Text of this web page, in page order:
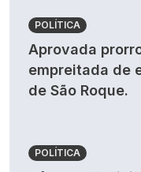
POLÍTICA
Aprovada
empreitada de
de São Roque.
POLÍTICA